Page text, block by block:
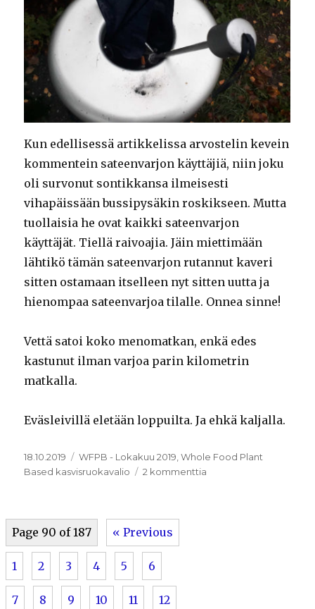
Kun edellisessä artikkelissa arvostelin kevein
kommentein sateenvarjon käyttäjiä, niin joku
oli survonut sontikkansa ilmeisesti
vihapäissään bussipysäkin roskikseen. Mutta
tuollaisia he ovat kaikki sateenvarjon
käyttäjät. Tiellä raivoajia. Jäin miettimään
lähtikö tämän sateenvarjon rutannut kaveri
sitten ostamaan itselleen nyt sitten uutta ja
hienompaa sateenvarjoa tilalle. Onnea sinne!
Vettä satoi koko menomatkan, enkä edes
kastunut ilman varjoa parin kilometrin
matkalla.
Eväsleivillä eletään loppuilta. Ja ehkä kaljalla.
Julkaistu
18.10.2019 Kategoriat
WFPB - Lokakuu 2019 ,Whole Food Plant
Based kasvisruokavalio
2 kommenttia
Page 90 of 187 « Previous
1 2 3 4 5 6
7 8 9 10 11 12